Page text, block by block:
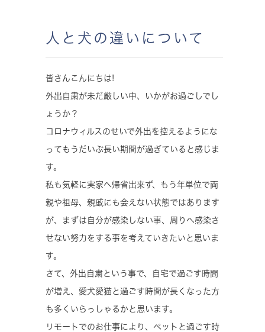
人と犬の違いについて
皆さんこんにちは!
外出自粛が未だ厳しい中、いかがお過ごしでし
ょうか？
コロナウィルスのせいで外出を控えるようにな
ってもうだいぶ長い期間が過ぎていると感じま
す。
私も気軽に実家へ帰省出来ず、もう年単位で両
親や祖母、親戚にも会えない状態ではあります
が、まずは自分が感染しない事、周りへ感染さ
せない努力をする事を考えていきたいと思いま
す。
さて、外出自粛という事で、自宅で過ごす時間
が増え、愛犬愛猫と過ごす時間が長くなった方
も多くいらっしゃるかと思います。
リモートでのお仕事により、ペットと過ごす時